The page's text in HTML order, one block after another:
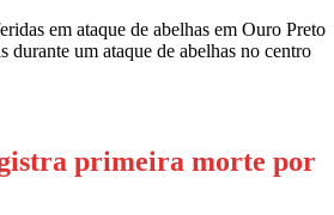
em ataque de abelhas em Ouro Preto
durante um ataque de abelhas no centro
primeira morte por